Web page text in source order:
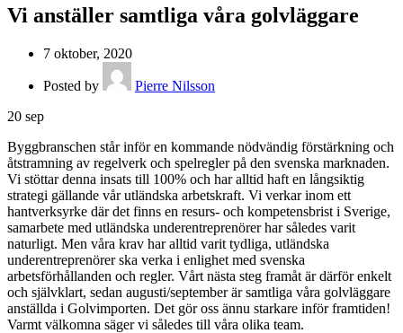
Vi anställer samtliga våra golvläggare
7 oktober, 2020
Posted by
Pierre Nilsson
20 sep
Byggbranschen står inför en kommande nödvändig förstärkning och
åtstramning av regelverk och spelregler på den svenska marknaden.
Vi stöttar denna insats till 100% och har alltid haft en långsiktig
strategi gällande vår utländska arbetskraft. Vi verkar inom ett
hantverksyrke där det finns en resurs- och kompetensbrist i Sverige,
samarbete med utländska underentreprenörer har således varit
naturligt. Men våra krav har alltid varit tydliga, utländska
underentreprenörer ska verka i enlighet med svenska
arbetsförhållanden och regler. Vårt nästa steg framåt är därför enkelt
och självklart, sedan augusti/september är samtliga våra golvläggare
anställda i Golvimporten. Det gör oss ännu starkare inför framtiden!
Varmt välkomna säger vi således till våra olika team.